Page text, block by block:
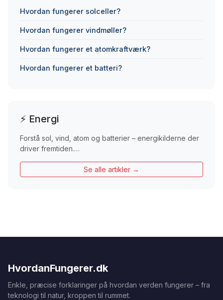
Hvordan fungerer solceller?
Hvordan fungerer vindmøller?
Hvordan fungerer et atomkraftværk?
Hvordan fungerer et batteri?
⚡ Energi
Forstå sol, vind, atom og batterier – energikilderne der
driver fremtiden.…
Se alle artikler →
HvordanFungerer.dk
Enkle, præcise forklaringer på hvordan verden fungerer – fra
teknologi til natur, kroppen til rummet.